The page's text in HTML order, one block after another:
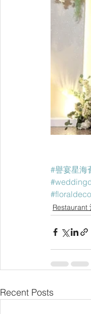
#譽宴星海
Restaurant
Recent Posts